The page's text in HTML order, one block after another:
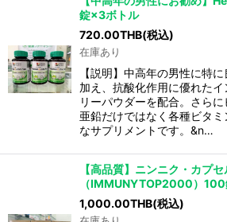
錠×3ボトル
720.00THB(税込)
在庫あり
【説明】中高年の男性に特
加え、抗酸化作用に優れた
リーパウダーを配合。さらに
亜鉛だけではなく各種ビタ
なサプリメントです。&n…
【高品質】ニンニク・カプセ
（IMMUNYTOP2000）
1,000.00THB(税込)